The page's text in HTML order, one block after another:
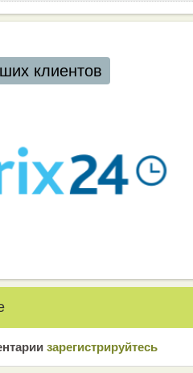
клиентов
зарeгиcтрирyйтeсь